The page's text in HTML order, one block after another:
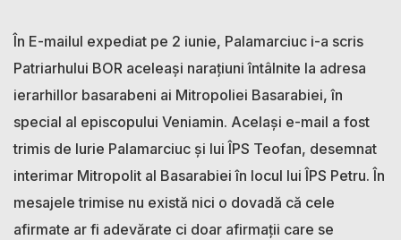
În E-mailul expediat pe 2 iunie, Palamarciuc i-a scris
Patriarhului BOR aceleași narațiuni întâlnite la adresa
ierarhillor basarabeni ai Mitropoliei Basarabiei, în
special al episcopului Veniamin. Același e-mail a fost
trimis de Iurie Palamarciuc și lui ÎPS Teofan, desemnat
interimar Mitropolit al Basarabiei în locul lui ÎPS Petru. În
mesajele trimise nu există nici o dovadă că cele
afirmate ar fi adevărate ci doar afirmații care se